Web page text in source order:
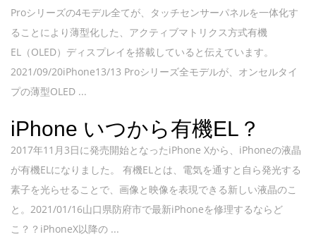
Proシリーズの4モデル全てが、タッチセンサーパネルを一体化す
ることにより薄型化した、アクティブマトリクス方式有機
EL（OLED）ディスプレイを搭載していると伝えています。
2021/09/20iPhone13/13 Proシリーズ全モデルが、オンセルタイ
プの薄型OLED ...
iPhone いつから有機EL？
2017年11月3日に発売開始となったiPhone Xから、iPhoneの液晶
が有機ELになりました。 有機ELとは、電気を通すと自ら発光する
素子を光らせることで、画像と映像を表現できる新しい液晶のこ
と。2021/01/16山口県防府市で最新iPhoneを修理するならど
こ？？iPhoneX以降の ...